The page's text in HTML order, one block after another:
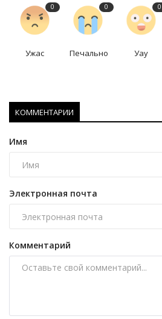
0
Ужас
0
Печально
0
Уау
КОММЕНТАРИИ
Имя
Электронная почта
Комментарий